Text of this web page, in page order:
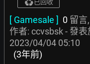
已回收
[ Gamesale ] 0 留言
作者: ccvsbsk - 發表
2023/04/04 05:10
(3年前)